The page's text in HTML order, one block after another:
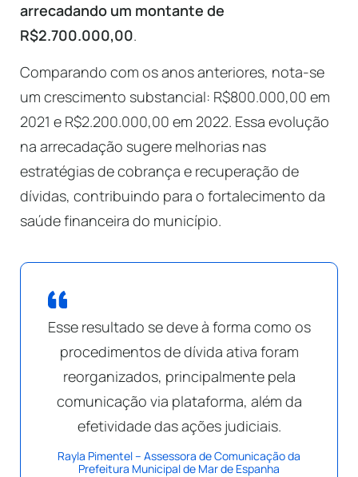
arrecadando um montante de
R$2.700.000,00.
Comparando com os anos anteriores, nota-se
um crescimento substancial: R$800.000,00 em
2021 e R$2.200.000,00 em 2022. Essa evolução
na arrecadação sugere melhorias nas
estratégias de cobrança e recuperação de
dívidas, contribuindo para o fortalecimento da
saúde financeira do município.
Esse resultado se deve à forma como os
procedimentos de dívida ativa foram
reorganizados, principalmente pela
comunicação via plataforma, além da
efetividade das ações judiciais.
Rayla Pimentel – Assessora de Comunicação da
Prefeitura Municipal de Mar de Espanha